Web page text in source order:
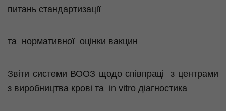
питань стандартизації
та нормативної оцінки вакцин
Звіти системи ВООЗ щодо співпраці
з центрами
з виробництва крові та in vitro діагностика